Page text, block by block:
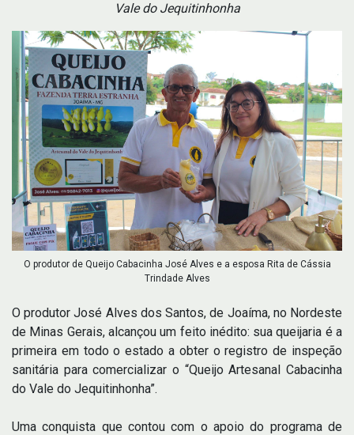
Vale do Jequitinhonha
O produtor de Queijo Cabacinha José Alves e a esposa Rita de Cássia
Trindade Alves
O produtor José Alves dos Santos, de Joaíma, no Nordeste
de Minas Gerais, alcançou um feito inédito: sua queijaria é a
primeira em todo o estado a obter o registro de inspeção
sanitária para comercializar o “Queijo Artesanal Cabacinha
do Vale do Jequitinhonha”.
Uma conquista que contou com o apoio do programa de